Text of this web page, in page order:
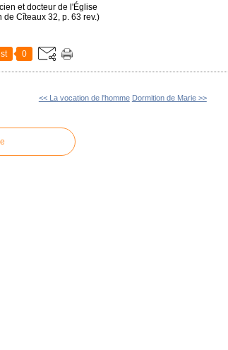
et docteur de l'Église
de Cîteaux 32, p. 63 rev.)
0
<< La vocation de l'homme Dormition de Marie >>